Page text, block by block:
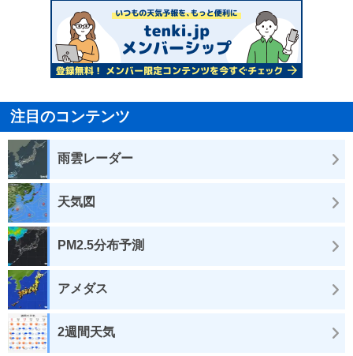
注目のコンテンツ
雨雲レーダー
天気図
PM2.5分布予測
アメダス
2週間天気